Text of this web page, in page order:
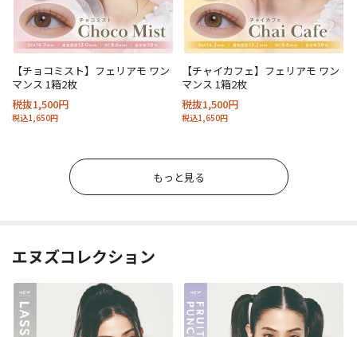
【チョコミスト】フェリアモ ワン
マンス 1箱2枚
税抜1,500円
税込1,650円
【チャイカフェ】フェリアモ ワン
マンス 1箱2枚
税抜1,500円
税込1,650円
もっと見る
エヌズコレクション